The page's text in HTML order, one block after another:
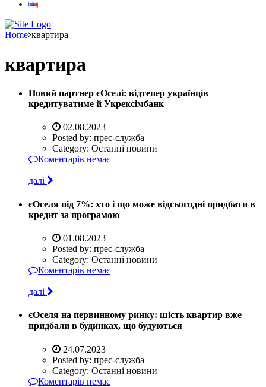
Home квартира
квартира
Новий партнер єОселі: відтепер українців
кредитуватиме й Укрексімбанк
02.08.2023
Posted by: прес-служба
Category: Останні новини
Коментарів немає
далі
єОселя під 7%: хто і що може відсьогодні придбати в
кредит за програмою
01.08.2023
Posted by: прес-служба
Category: Останні новини
Коментарів немає
далі
єОселя на первинному ринку: шість квартир вже
придбали в будинках, що будуються
24.07.2023
Posted by: прес-служба
Category: Останні новини
Коментарів немає